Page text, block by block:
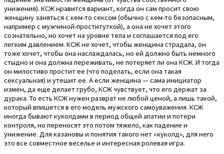
унижения). КСЖ нравится вариант, когда он сам просит свою
женщину заняться с кем-то сексом (обычно с кем-то безопасным,
например с мужчиной-проституткой), а она не хочет этого
сознательно, но хочет на уровне тела и соглашается под его
легким давлением. КСЖ не хочет, чтобы женщина страдала, он
тоже хочет, чтобы она наслаждалась, но ей должно быть немного
стыдно и она должна переживать, не потеряет ли она КСЖ. И тогда
он милостиво простит ее (что поделать, если она такая
сексуальная) и утешит ее. А если женщина — сама инициатор
измен, да еще делает грубо, КСЖ чувствует, что его держат за
дурака. То есть КСЖ нужен разврат не любой ценой, а лишь такой,
который впишется в его модель мужского самоуважения. КСЖ
иногда бывают куколдами в период общей апатии и потери
контроля, но переносят это потом тяжело, как падение и
унижение. Для казановы и понятия такого нет «куколд», для него
это все совместное веселье и интересная ролевая игра.